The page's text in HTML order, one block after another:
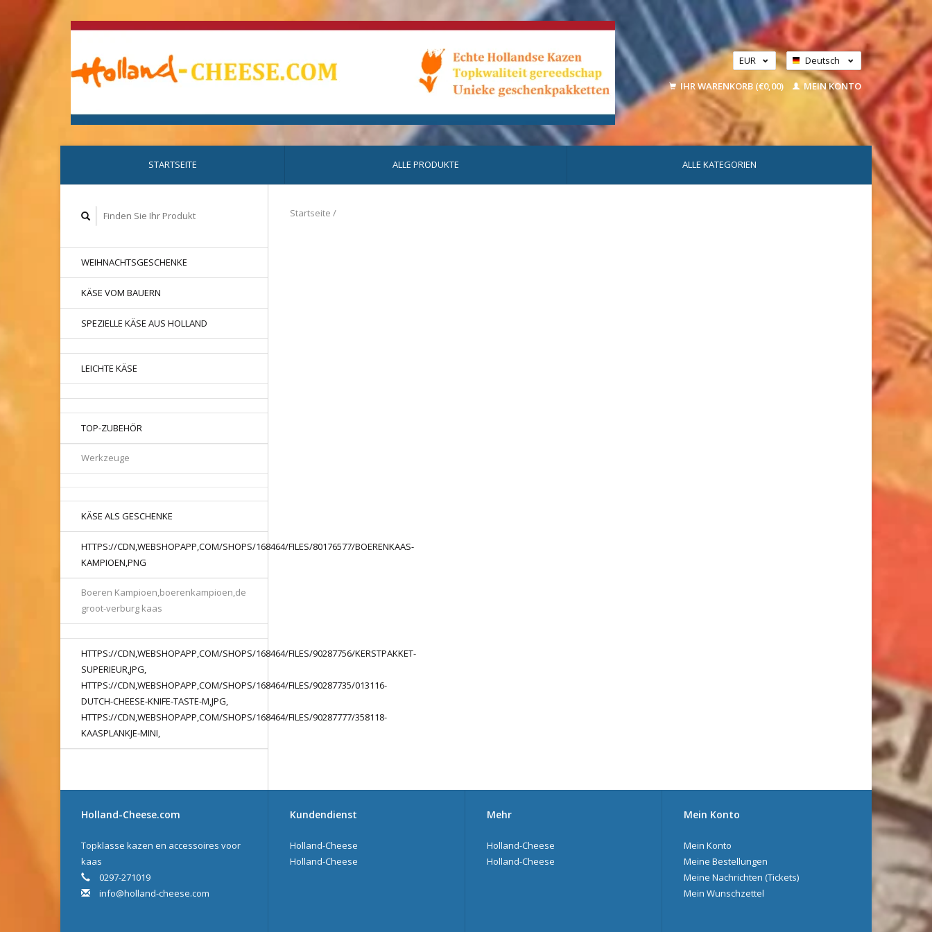
EUR
USD
Deutsch
Nederlands
IHR WARENKORB (€0,00) MEIN KONTO
STARTSEITE ALLE PRODUKTE ALLE KATEGORIEN
WEIHNACHTSGESCHENKE
KÄSE VOM BAUERN
SPEZIELLE KÄSE AUS HOLLAND
LEICHTE KÄSE
TOP-ZUBEHÖR
Werkzeuge
KÄSE ALS GESCHENKE
HTTPS://CDN,WEBSHOPAPP,COM/SHOPS/168464/FILES/80176577/BOERENKAAS-
KAMPIOEN,PNG
Boeren Kampioen,boerenkampioen,de
groot-verburg kaas
HTTPS://CDN,WEBSHOPAPP,COM/SHOPS/168464/FILES/90287756/KERSTPAKKET-
SUPERIEUR,JPG,
HTTPS://CDN,WEBSHOPAPP,COM/SHOPS/168464/FILES/90287735/013116-
DUTCH-CHEESE-KNIFE-TASTE-M,JPG,
HTTPS://CDN,WEBSHOPAPP,COM/SHOPS/168464/FILES/90287777/358118-
KAASPLANKJE-MINI,
Startseite /
Holland-Cheese.com
Topklasse kazen en accessoires voor
kaas
0297-271019
info@holland-cheese.com
Kundendienst
Holland-Cheese
Holland-Cheese
Mehr
Holland-Cheese
Holland-Cheese
Mein Konto
Mein Konto
Meine Bestellungen
Meine Nachrichten (Tickets)
Mein Wunschzettel